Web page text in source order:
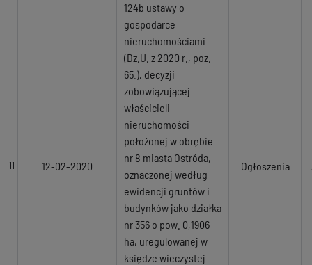
11 12-02-2020
124b ustawy o
gospodarce
nieruchomościami
(Dz.U. z 2020 r., poz.
65.), decyzji
zobowiązującej
właścicieli
nieruchomości
położonej w obrębie
nr 8 miasta Ostróda,
oznaczonej według
ewidencji gruntów i
budynków jako działka
nr 356 o pow. 0,1906
ha, uregulowanej w
księdze wieczystej
Ogłoszenia